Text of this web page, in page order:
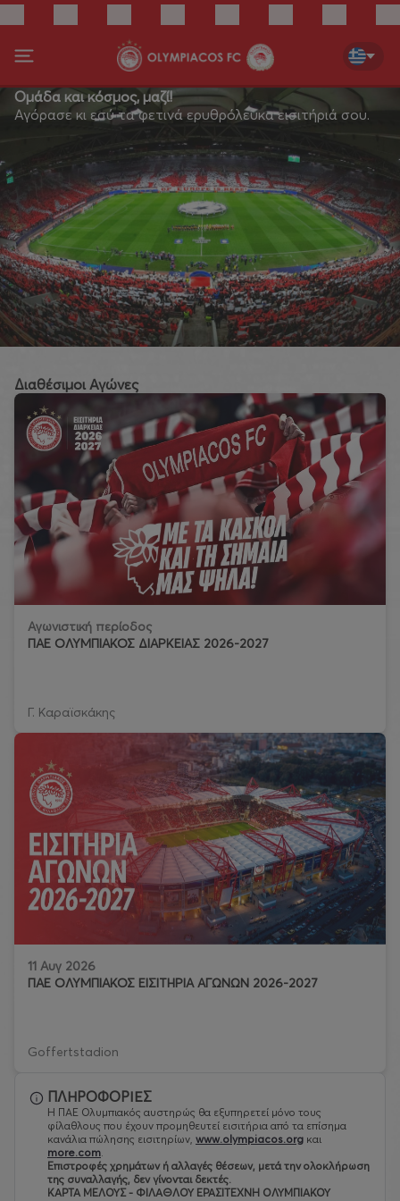
Ομάδα και κόσμος, μαζί!
Αγόρασε κι εσύ τα φετινά ερυθρόλευκα εισιτήριά σου.
Διαθέσιμοι Αγώνες
Αγωνιστική περίοδος
ΠΑΕ ΟΛΥΜΠΙΑΚΟΣ ΔΙΑΡΚΕΙΑΣ 2026-2027
Γ. Καραϊσκάκης
11 Αυγ 2026
ΠΑΕ ΟΛΥΜΠΙΑΚΟΣ ΕΙΣΙΤΗΡΙΑ ΑΓΩΝΩΝ 2026-2027
Goffertstadion
ΠΛΗΡΟΦΟΡΙΕΣ
Η ΠΑΕ Ολυμπιακός αυστηρώς θα εξυπηρετεί μόνο τους
φίλαθλους που έχουν προμηθευτεί εισιτήρια από τα επίσημα
κανάλια πώλησης εισιτηρίων, www.olympiacos.org και
more.com.
Eπιστροφές χρημάτων ή αλλαγές θέσεων, μετά την ολοκλήρωση
της συναλλαγής, δεν γίνονται δεκτές.
ΚΑΡΤΑ ΜΕΛΟΥΣ - ΦΙΛΑΘΛΟΥ ΕΡΑΣΙΤΕΧΝΗ ΟΛΥΜΠΙΑΚΟΥ